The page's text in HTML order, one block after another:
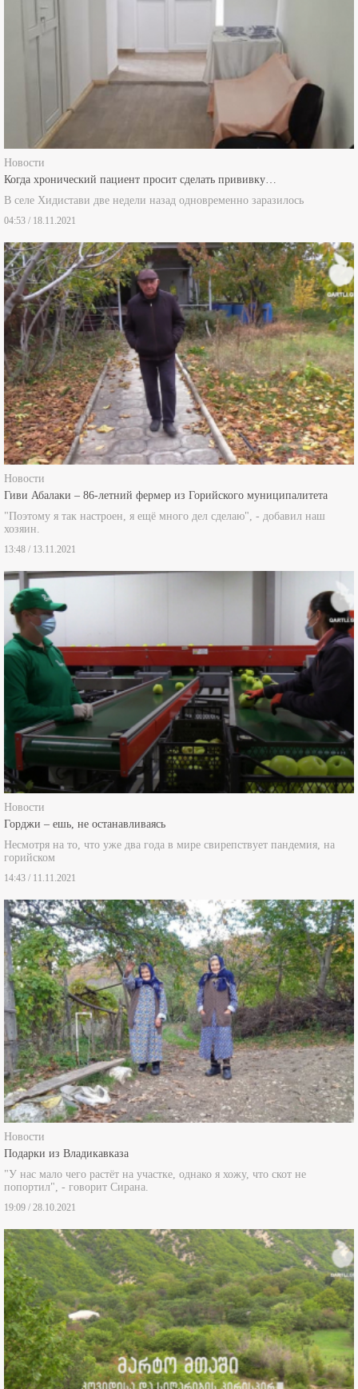
Новости
Когда хронический пациент просит сделать прививку…
В селе Хидистави две недели назад одновременно заразилось
04:53 / 18.11.2021
Новости
Гиви Абалаки – 86-летний фермер из Горийского муниципалитета
"Поэтому я так настроен, я ещё много дел сделаю", - добавил наш
хозяин.
Новости
Горджи – ешь, не останавливаясь
Несмотря на то, что уже два года в мире свирепствует пандемия, на
горийском
14:43 / 11.11.2021
Новости
Подарки из Владикавказа
"У нас мало чего растёт на участке, однако я хожу, что скот не
попортил", - говорит Сирана.
19:09 / 28.10.2021